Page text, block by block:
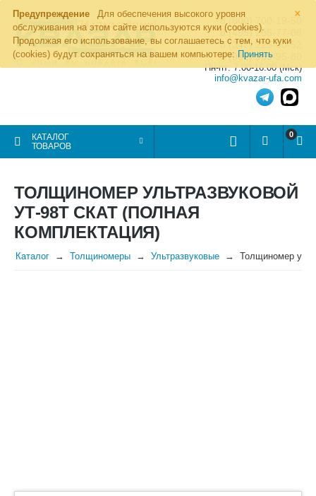
×
Предупреждение
Для обеспечения высокого уровня
обслуживания на этом сайте используются куки (cookies).
Продолжая его использование, вы соглашаетесь с тем, что куки
(cookies) будут сохраняться на вашем компьютере: Принять
8 (800) 700-19-50
8 (495) 255-77-08
8 (347) 225-00-52
8 (986) 963-95-80
Пн-пт: 7.00-16.00 (Мск)
info@kvazar-ufa.com
КАТАЛОГ
ТОВАРОВ
0
ТОЛЩИНОМЕР УЛЬТРАЗВУКОВОЙ
УТ-98Т СКАТ (ПОЛНАЯ
КОМПЛЕКТАЦИЯ)
Каталог Толщиномеры Ультразвуковые Толщиномер